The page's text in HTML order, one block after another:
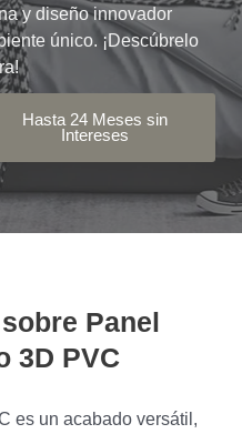
y diseño innovador
único. ¡Descúbrelo
Hasta 24 Meses sin
Intereses
Panel
3D PVC
es un acabado versátil,